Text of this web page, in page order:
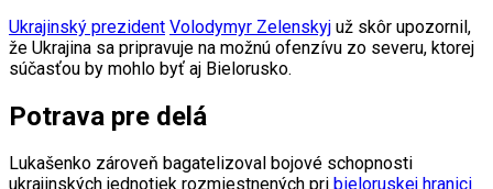
Ukrajinský prezident Volodymyr Zelenskyj už skôr upozornil,
že Ukrajina sa pripravuje na možnú ofenzívu zo severu, ktorej
súčasťou by mohlo byť aj Bielorusko.
Potrava pre delá
Lukašenko zároveň bagatelizoval bojové schopnosti
ukrajinských jednotiek rozmiestnených pri bieloruskej hranici